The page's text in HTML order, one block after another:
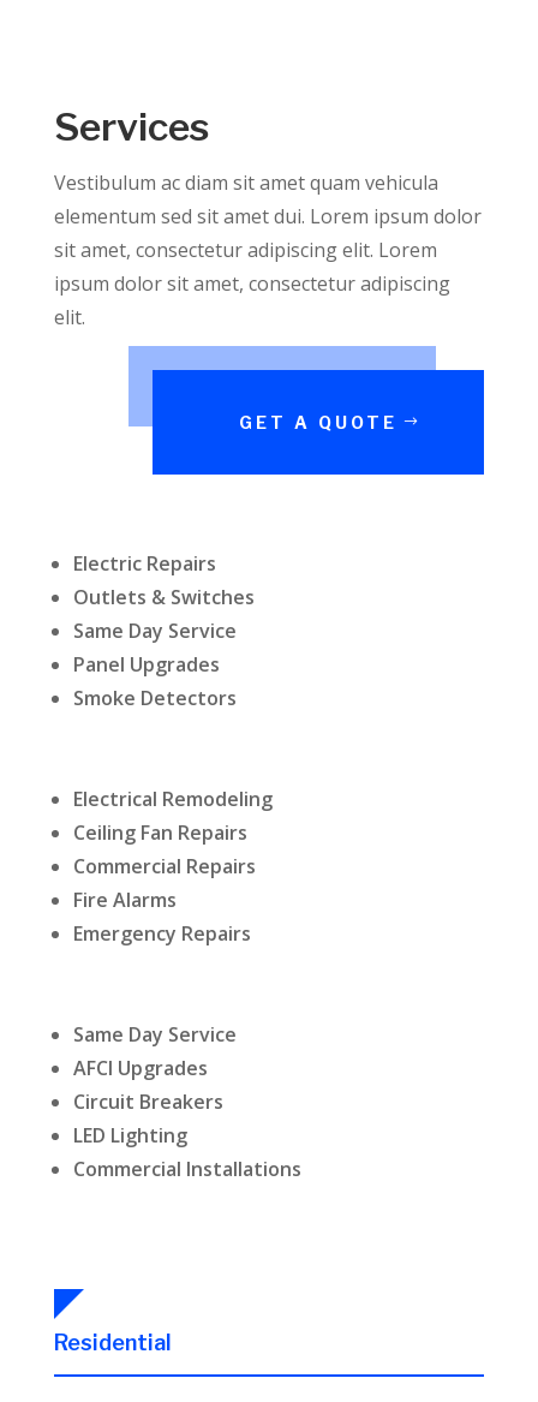
Services
Vestibulum ac diam sit amet quam vehicula
elementum sed sit amet dui. Lorem ipsum dolor
sit amet, consectetur adipiscing elit. Lorem
ipsum dolor sit amet, consectetur adipiscing
elit.
GET A QUOTE
Electric Repairs
Outlets & Switches
Same Day Service
Panel Upgrades
Smoke Detectors
Electrical Remodeling
Ceiling Fan Repairs
Commercial Repairs
Fire Alarms
Emergency Repairs
Same Day Service
AFCI Upgrades
Circuit Breakers
LED Lighting
Commercial Installations
Residential